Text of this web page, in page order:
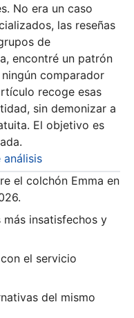
No era un caso
las reseñas
de
encontré un patrón
comparador
recoge esas
sin demonizar a
El objetivo es
análisis
el colchón Emma en
insatisfechos y
el servicio
del mismo